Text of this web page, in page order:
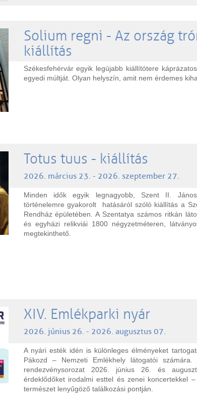
Solium regni - Az ország
kiállítás
Székesfehérvár egyik legújabb kiállítótere
egyedi múltját. Olyan helyszín, amit nem érdemes
Totus tuus - kiállítás
2026. március 23. - 2026. szeptember 27.
Minden idők egyik legnagyobb, Szent II.
történelemre gyakorolt hatásáról szóló kiállítás a
Rendház épületében. A Szentatya számos ritkán
és egyházi relikviái 1800 négyzetméteren,
megtekinthető.
XIV. Emlékparki nyár
2026. június 26. - 2026. augusztus 07.
A nyári esték idén is különleges élményeket
Pákozd – Nemzeti Emlékhely látogatói
rendezvénysorozat 2026. június 26. és
érdeklődőket irodalmi esttel és zenei koncertekkel
természet lenyűgöző találkozási pontján.